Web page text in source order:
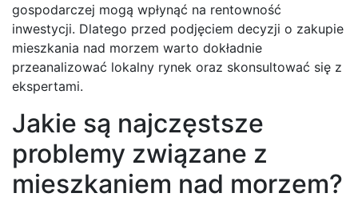
gospodarczej mogą wpłynąć na rentowność
inwestycji. Dlatego przed podjęciem decyzji o zakupie
mieszkania nad morzem warto dokładnie
przeanalizować lokalny rynek oraz skonsultować się z
ekspertami.
Jakie są najczęstsze
problemy związane z
mieszkaniem nad morzem?